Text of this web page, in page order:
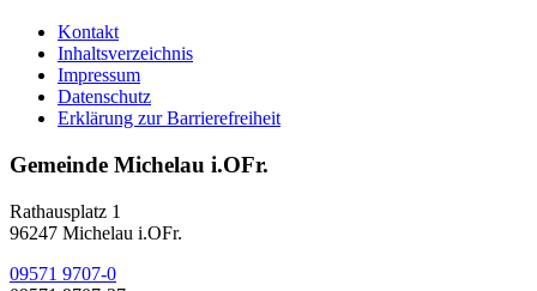
Kontakt
Inhaltsverzeichnis
Impressum
Datenschutz
Erklärung zur Barrierefreiheit
Gemeinde Michelau i.OFr.
Rathausplatz 1
96247 Michelau i.OFr.
09571 9707-0